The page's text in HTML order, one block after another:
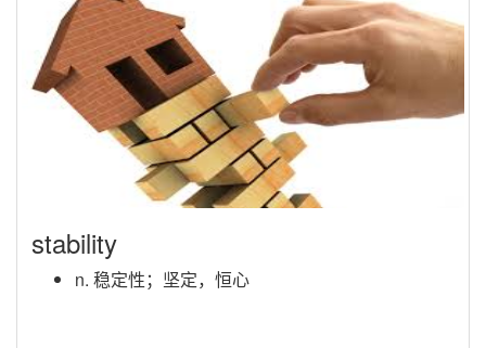
stability
n. 稳定性；坚定，恒心